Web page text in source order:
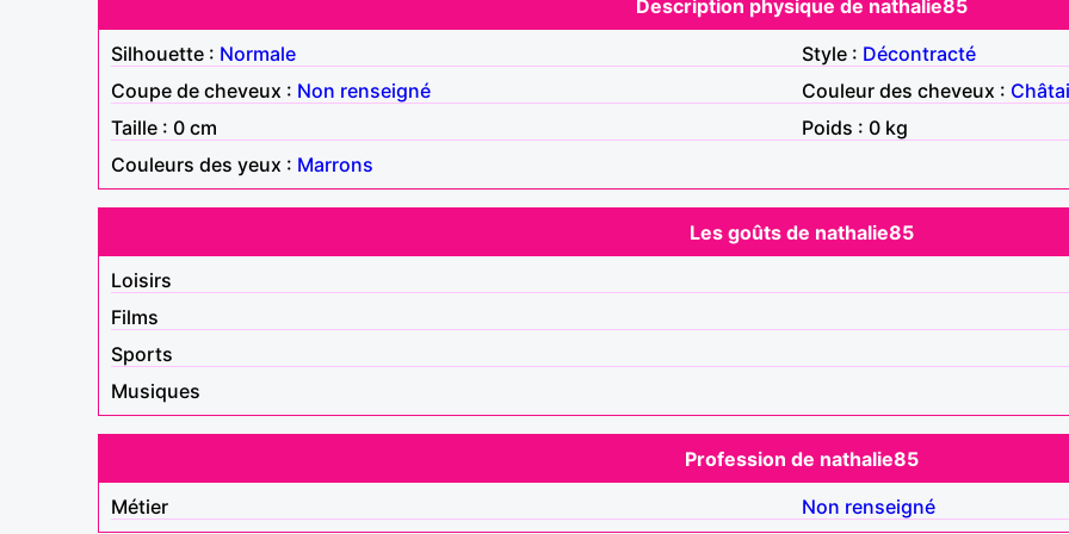
Description physique de nathalie85
Silhouette : Normale Style : Décontracté
Coupe de cheveux : Non renseigné Couleur des cheveux :
Taille : 0 cm
Poids : 0 kg
Couleurs des yeux : Marrons
Les goûts de nathalie85
Loisirs
Films
Sports
Musiques
Profession de nathalie85
Métier
Non renseigné